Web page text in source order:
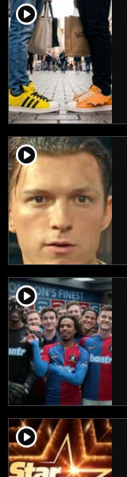
player2
player2
player2
player2